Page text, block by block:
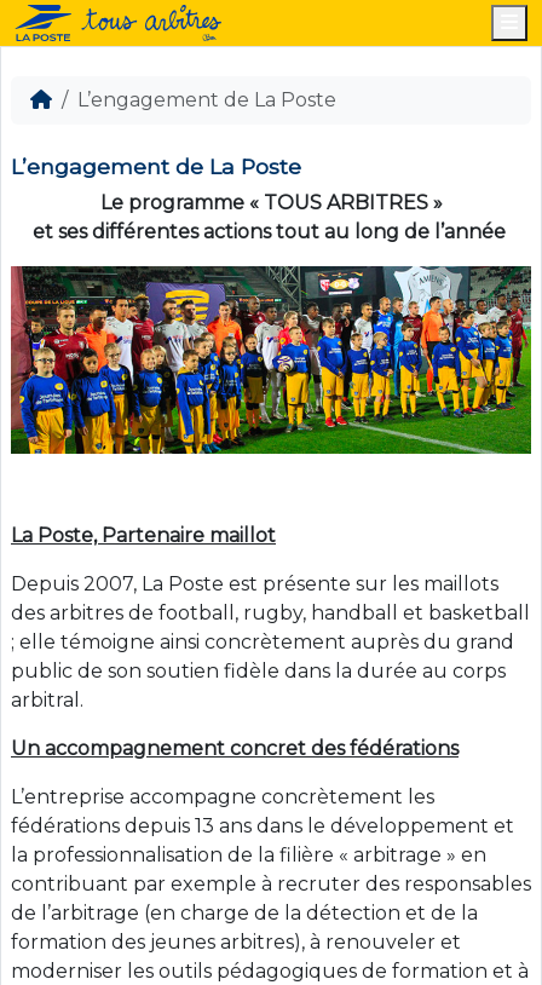
L’engagement de La Poste
L’engagement de La Poste
Le programme « TOUS ARBITRES »
et ses différentes actions tout au long de l’année
La Poste, Partenaire maillot
Depuis 2007, La Poste est présente sur les maillots
des arbitres de football, rugby, handball et basketball
; elle témoigne ainsi concrètement auprès du grand
public de son soutien fidèle dans la durée au corps
arbitral.
Un accompagnement concret des fédérations
L’entreprise accompagne concrètement les
fédérations depuis 13 ans dans le développement et
la professionnalisation de la filière « arbitrage » en
contribuant par exemple à recruter des responsables
de l’arbitrage (en charge de la détection et de la
formation des jeunes arbitres), à renouveler et
moderniser les outils pédagogiques de formation et à